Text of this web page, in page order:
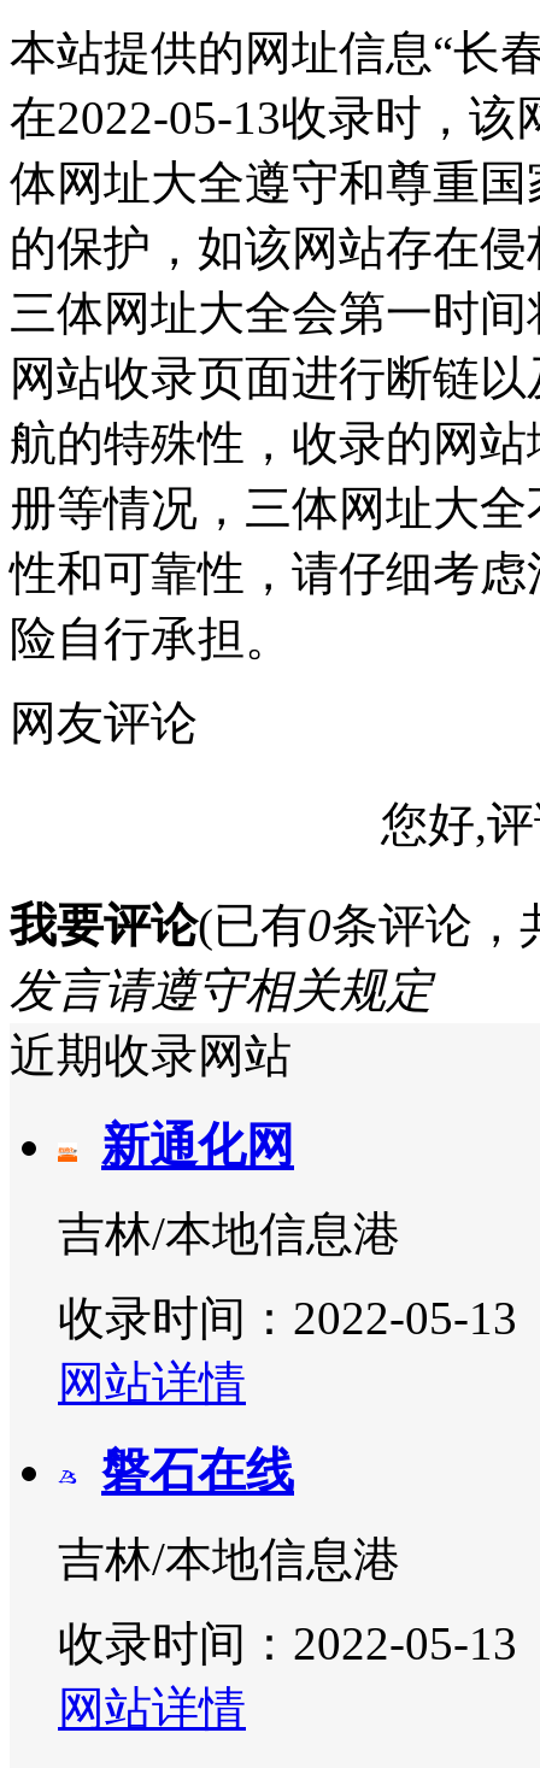
本站提供的网址信息“长
在2022-05-13收录时，
体网址大全遵守和尊重
的保护，如该网站存在
三体网址大全会第一时
网站收录页面进行断链
航的特殊性，收录的网
册等情况，三体网址大
性和可靠性，请仔细考
险自行承担。
网友评论
您好,
我要评论(已有0条评论，
发言请遵守相关规定
近期收录网站
新通化网
吉林/本地信息港
收录时间：2022-05-13
网站详情
磐石在线
吉林/本地信息港
收录时间：2022-05-13
网站详情